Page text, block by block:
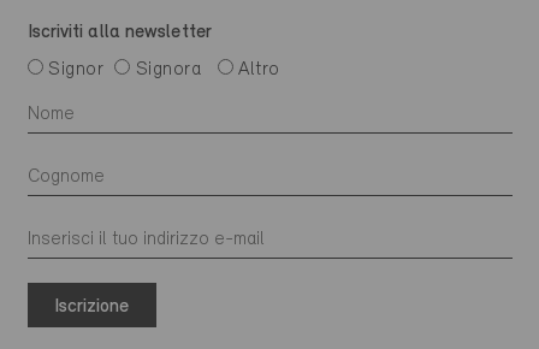
Iscriviti alla newsletter
Signor
Signora Altro
Iscrizione